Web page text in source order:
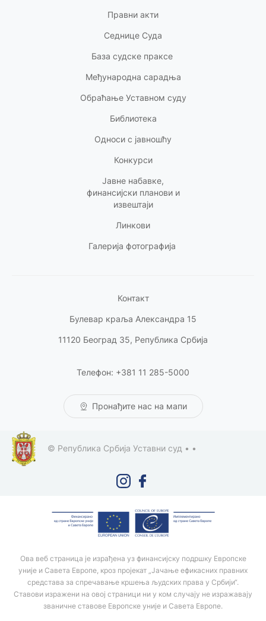
Правни акти
Седнице Суда
База судске праксе
Међународна сарадња
Обраћање Уставном суду
Библиотека
Односи с јавношћу
Конкурси
Јавне набавке,
финансијски планови и
извештаји
Линкови
Галерија фотографија
Контакт
Булевар краља Александра 15
11120 Београд 35, Република Србија
Телефон: +381 11 285-5000
Пронађите нас на мапи
© Република Србија Уставни суд • •
Ова веб страница је израђена уз финансијску подршку Европске
уније и Савета Европе, кроз пројекат „Јачање ефикасних правних
средстава за спречавање кршења људских права у Србији“.
Ставови изражени на овој страници ни у ком случају не изражавају
званичне ставове Европске уније и Савета Европе.